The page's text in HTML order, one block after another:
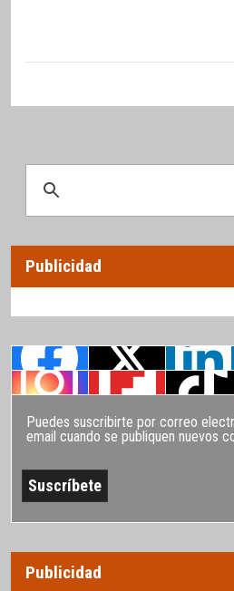
Publicidad
Puedes suscribirte por correo
email cuando se publiquen nuevos
Publicidad